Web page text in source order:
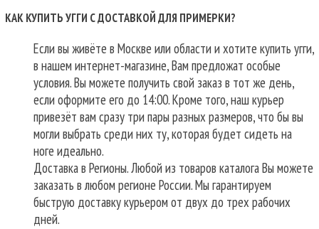
КАК КУПИТЬ УГГИ С ДОСТАВКОЙ ДЛЯ ПРИМЕРКИ?
Если вы живёте в Москве или области и хотите купить угги,
в нашем интернет-магазине, Вам предложат особые
условия. Вы можете получить свой заказ в тот же день,
если оформите его до 14:00. Кроме того, наш курьер
привезёт вам сразу три пары разных размеров, что бы вы
могли выбрать среди них ту, которая будет сидеть на
ноге идеально.
Доставка в Регионы. Любой из товаров каталога Вы можете
заказать в любом регионе России. Мы гарантируем
быструю доставку курьером от двух до трех рабочих
дней.